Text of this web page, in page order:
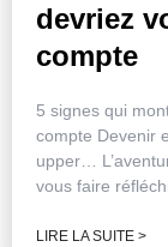
devriez
compte
5 signes qui
compte Devenir
upper…
vous faire
LIRE LA SUITE >